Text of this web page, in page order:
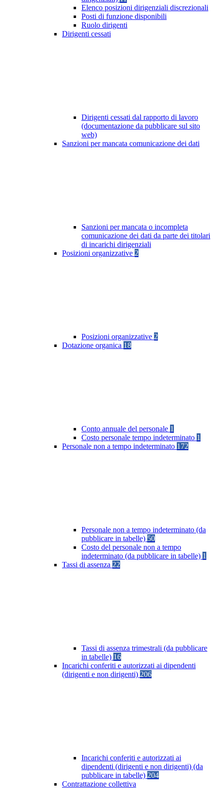
Elenco posizioni dirigenziali discrezionali
Posti di funzione disponibili
Ruolo dirigenti
Dirigenti cessati
Dirigenti cessati dal rapporto di lavoro
(documentazione da pubblicare sul sito
web)
Sanzioni per mancata comunicazione dei dati
Sanzioni per mancata o incompleta
comunicazione dei dati da parte dei titolari
di incarichi dirigenziali
Posizioni organizzative 2
Posizioni organizzative 2
Dotazione organica 18
Conto annuale del personale 1
Costo personale tempo indeterminato 1
Personale non a tempo indeterminato 172
Personale non a tempo indeterminato (da
pubblicare in tabelle) 50
Costo del personale non a tempo
indeterminato (da pubblicare in tabelle) 1
Tassi di assenza 22
Tassi di assenza trimestrali (da pubblicare
in tabelle) 16
Incarichi conferiti e autorizzati ai dipendenti
(dirigenti e non dirigenti) 206
Incarichi conferiti e autorizzati ai
dipendenti (dirigenti e non dirigenti) (da
pubblicare in tabelle) 204
Contrattazione collettiva